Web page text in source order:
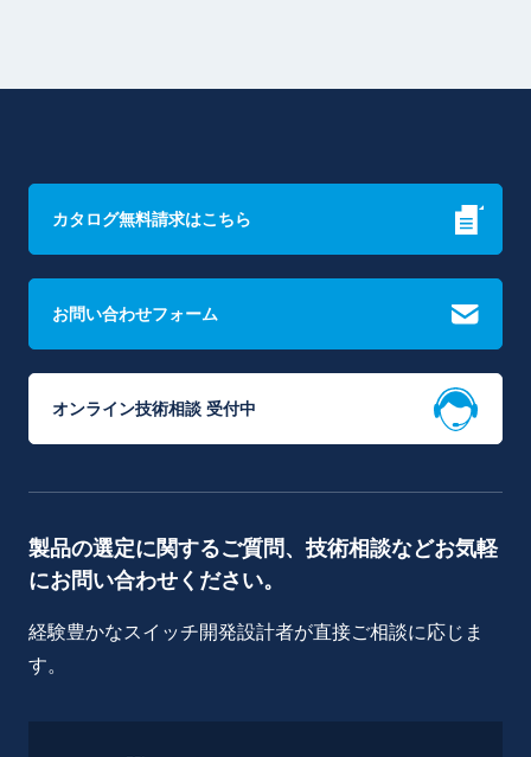
カタログ無料請求はこちら
お問い合わせフォーム
オンライン技術相談 受付中
製品の選定に関するご質問、技術相談などお気軽
にお問い合わせください。
経験豊かなスイッチ開発設計者が直接ご相談に応じま
す。